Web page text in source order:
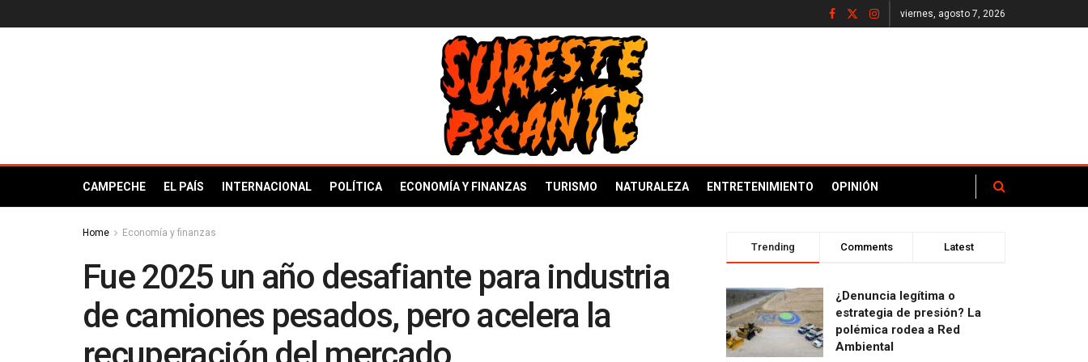
viernes, agosto 7, 2026
CAMPECHE EL PAÍS INTERNACIONAL POLÍTICA ECONOMÍA Y FINANZAS TURISMO NATURALEZA ENTRETENIMIENTO OPINIÓN
Home Economía y finanzas
Fue 2025 un año desafiante para industria
de camiones pesados, pero acelera la
Trending Comments Latest
¿Denuncia legítima o
estrategia de presión? La
polémica rodea a Red
Ambiental